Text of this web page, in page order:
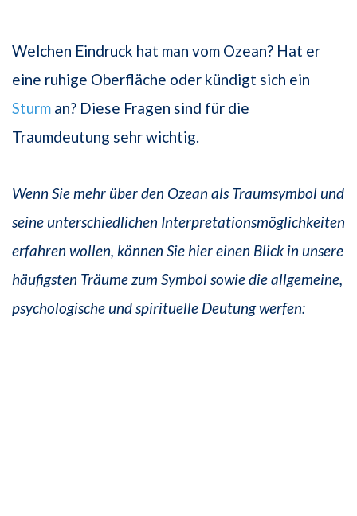
Welchen Eindruck hat man vom Ozean? Hat er
eine ruhige Oberfläche oder kündigt sich ein
Sturm an? Diese Fragen sind für die
Traumdeutung sehr wichtig.
Wenn Sie mehr über den Ozean als Traumsymbol und
seine unterschiedlichen Interpretationsmöglichkeiten
erfahren wollen, können Sie hier einen Blick in unsere
häufigsten Träume zum Symbol sowie die allgemeine,
psychologische und spirituelle Deutung werfen: